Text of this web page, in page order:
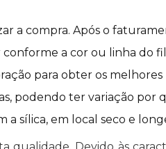
a compra. Após o
a cor ou linha do
para obter os
podendo ter variação
sílica, em local seco e